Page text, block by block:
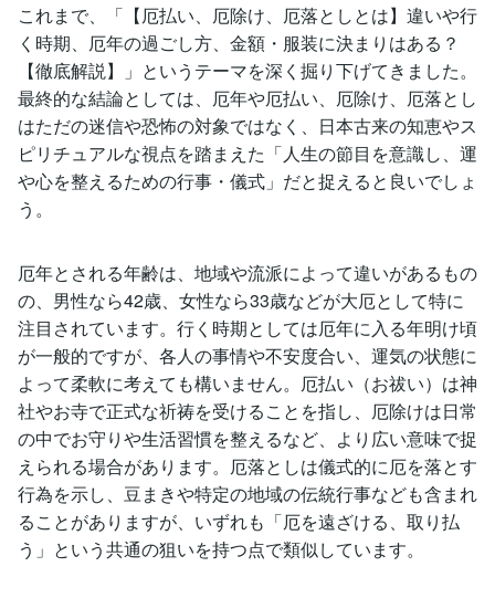
これまで、「【厄払い、厄除け、厄落としとは】違いや行
く時期、厄年の過ごし方、金額・服装に決まりはある？
【徹底解説】」というテーマを深く掘り下げてきました。
最終的な結論としては、厄年や厄払い、厄除け、厄落とし
はただの迷信や恐怖の対象ではなく、日本古来の知恵やス
ピリチュアルな視点を踏まえた「人生の節目を意識し、運
や心を整えるための行事・儀式」だと捉えると良いでしょ
う。
厄年とされる年齢は、地域や流派によって違いがあるもの
の、男性なら42歳、女性なら33歳などが大厄として特に
注目されています。行く時期としては厄年に入る年明け頃
が一般的ですが、各人の事情や不安度合い、運気の状態に
よって柔軟に考えても構いません。厄払い（お祓い）は神
社やお寺で正式な祈祷を受けることを指し、厄除けは日常
の中でお守りや生活習慣を整えるなど、より広い意味で捉
えられる場合があります。厄落としは儀式的に厄を落とす
行為を示し、豆まきや特定の地域の伝統行事なども含まれ
ることがありますが、いずれも「厄を遠ざける、取り払
う」という共通の狙いを持つ点で類似しています。